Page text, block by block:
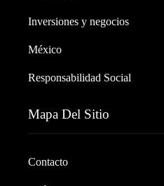
Inversiones y negocios
México
Responsabilidad Social
Mapa Del Sitio
Contacto